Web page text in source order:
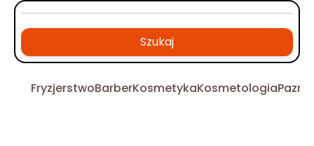
Szukaj
FryzjerstwoBarberKosmetykaKosmetologia